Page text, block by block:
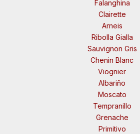
Falanghina
Clairette
Arneis
Ribolla Gialla
Sauvignon Gris
Chenin Blanc
Viognier
Albariño
Moscato
Tempranillo
Grenache
Primitivo